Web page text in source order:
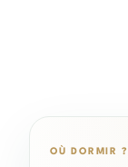
OÙ DORMIR ?